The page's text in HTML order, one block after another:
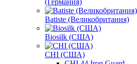
(Германия)
Batiste (Великобритания)
Biosilk (США)
CHI (США)